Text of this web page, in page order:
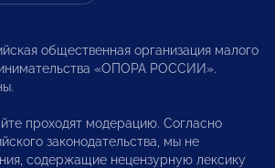
общественная организация малого
«ОПОРА РОССИИ».
проходят модерацию. Согласно
законодательства, мы не
содержащие нецензурную лексику